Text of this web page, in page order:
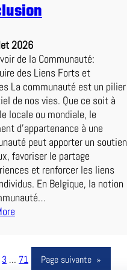
p
i
g
U
n
D
u
e
l
P
a
s
n
2026
de la Communauté:
des Liens Forts et
La communauté est un pilier
de nos vies. Que ce soit à
locale ou mondiale, le
d’appartenance à une
peut apporter un soutien
favoriser le partage
et renforcer les liens
En Belgique, la notion
n
3 … 71 Page suivante »